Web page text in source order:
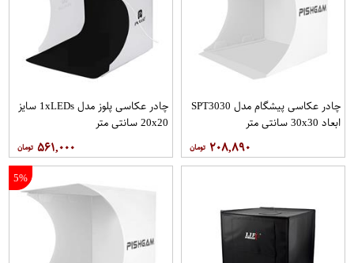
چادر عکاسی پیشگام مدل SPT3030
ابعاد 30x30 سانتی متر
۲۰۸,۸۹۰
چادر عکاسی پلوز مدل 1xLEDs سایز
20x20 سانتی متر
۵۶۱,۰۰۰
5%